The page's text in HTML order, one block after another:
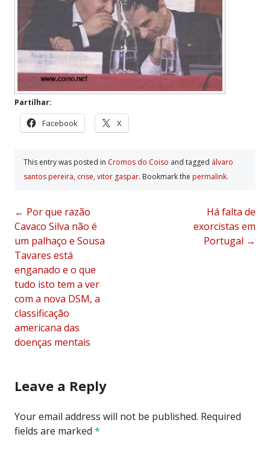
Partilhar:
Facebook X
This entry was posted in Cromos do Coiso and tagged álvaro
santos pereira, crise, vitor gaspar. Bookmark the permalink.
Post
navigation
← Por que razão
Cavaco Silva não é
um palhaço e Sousa
Tavares está
enganado e o que
tudo isto tem a ver
com a nova DSM, a
classificação
americana das
doenças mentais
Há falta de
exorcistas em
Portugal →
Leave a Reply
Your email address will not be published. Required
fields are marked *